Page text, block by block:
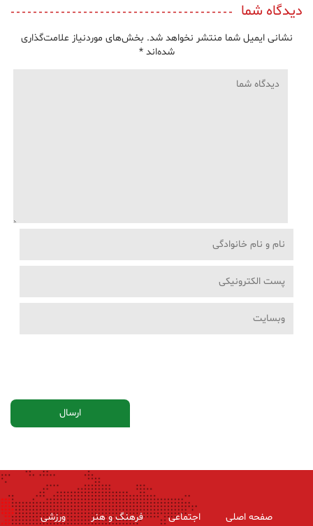
دیدگاه شما
نشانی ایمیل شما منتشر نخواهد شد. بخش‌های موردنیاز علامت‌گذاری
شده‌اند*
صفحه اصلی اجتماعی فرهنگ و هنر ورزشی